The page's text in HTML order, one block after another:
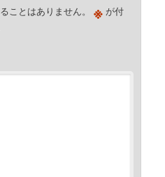
ことはありません。 ※ が付